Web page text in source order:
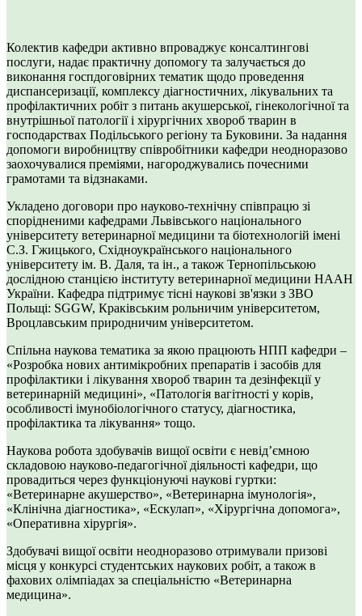
Колектив кафедри активно впроваджує консалтингові
послуги, надає практичну допомогу та залучається до
виконання госпдоговірних тематик щодо проведення
диспансеризації, комплексу діагностичних, лікувальних та
профілактичних робіт з питань акушерської, гінекологічної та
внутрішньої патології і хірургічних хвороб тварин в
господарствах Подільського регіону та Буковини. За надання
допомоги виробництву співробітники кафедри неодноразово
заохочувалися преміями, нагороджувались почесними
грамотами та відзнаками.
Укладено договори про науково-технічну співпрацю зі
спорідненими кафедрами Львівського національного
університету ветеринарної медицини та біотехнологій імені
С.З. Гжицького, Східноукраїнського національного
університету ім. В. Даля, та ін., а також Тернопільською
дослідною станцією інституту ветеринарної медицини НААН
України. Кафедра підтримує тісні наукові зв'язки з ЗВО
Польщі: SGGW, Краківським рольничим університетом,
Вроцлавським природничим університетом.
Спільна наукова тематика за якою працюють НПП кафедри –
«Розробка нових антимікробних препаратів і засобів для
профілактики і лікування хвороб тварин та дезінфекції у
ветеринарній медицині», «Патологія вагітності у корів,
особливості імунобіологічного статусу, діагностика,
профілактика та лікування» тощо.
Наукова робота здобувачів вищої освіти є невід’ємною
складовою науково-педагогічної діяльності кафедри, що
провадиться через функціонуючі наукові гуртки:
«Ветеринарне акушерство», «Ветеринарна імунологія»,
«Клінічна діагностика», «Ескулап», «Хірургічна допомога»,
«Оперативна хірургія».
Здобувачі вищої освіти неодноразово отримували призові
місця у конкурсі студентських наукових робіт, а також в
фахових олімпіадах за спеціальністю «Ветеринарна
медицина».